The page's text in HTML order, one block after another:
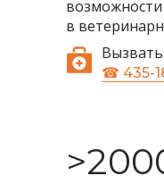
☎ 435-
в